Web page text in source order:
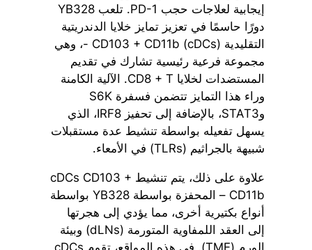
إيجابية لعلاجات حجب PD-1. تلعب YB328
دورًا حاسمًا في تعزيز تمايز خلايا الدندريتية
التقليدية (cDCs) CD103 + CD11b -، وهي
مجموعة فرعية رئيسية تشارك في تقديم
المستضدات لخلايا CD8 + T. الآلية الكامنة
وراء هذا التمايز تتضمن فسفرة S6K
وSTAT3، بالإضافة إلى تحفيز IRF8، الذي
يسهل تفعيله بواسطة تنشيط عدة مستقبلات
شبيهة بالجراثيم (TLRs) في الأمعاء.
علاوة على ذلك، يتم تنشيط cDCs CD103 +
CD11b – المحفزة بواسطة YB328 بواسطة
أنواع بكتيرية أخرى، مما يؤدي إلى هجرتها
إلى العقد اللمفاوية المتورمة (dLNs) وبيئة
الورم (TME). في هذه المواقع، تقوم cDCs